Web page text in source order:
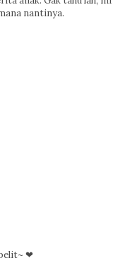
nantinya.
❤